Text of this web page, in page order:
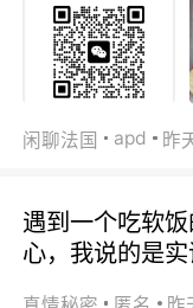
闲聊法国 apd 昨
遇到一个吃软
心，我说的是